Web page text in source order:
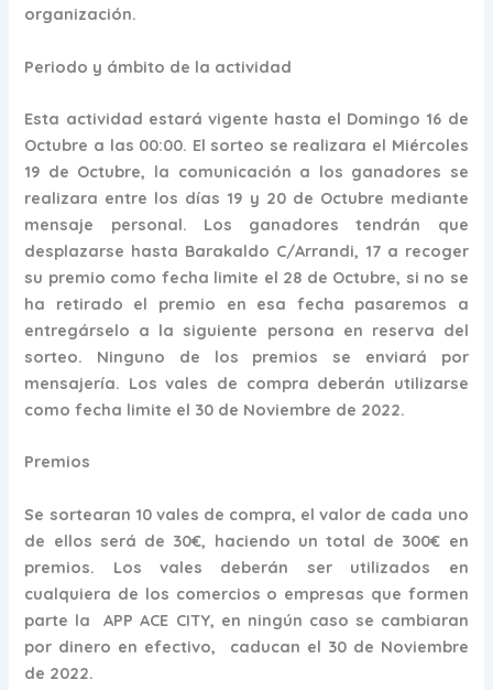
organización.
Periodo y ámbito de la actividad
Esta actividad estará vigente hasta el Domingo 16 de
Octubre a las 00:00. El sorteo se realizara el Miércoles
19 de Octubre, la comunicación a los ganadores se
realizara entre los días 19 y 20 de Octubre mediante
mensaje personal. Los ganadores tendrán que
desplazarse hasta Barakaldo C/Arrandi, 17 a recoger
su premio como fecha limite el 28 de Octubre, si no se
ha retirado el premio en esa fecha pasaremos a
entregárselo a la siguiente persona en reserva del
sorteo. Ninguno de los premios se enviará por
mensajería. Los vales de compra deberán utilizarse
como fecha limite el 30 de Noviembre de 2022.
Premios
Se sortearan 10 vales de compra, el valor de cada uno
de ellos será de 30€, haciendo un total de 300€ en
premios. Los vales deberán ser utilizados en
cualquiera de los comercios o empresas que formen
parte la APP ACE CITY, en ningún caso se cambiaran
por dinero en efectivo, caducan el 30 de Noviembre
de 2022.